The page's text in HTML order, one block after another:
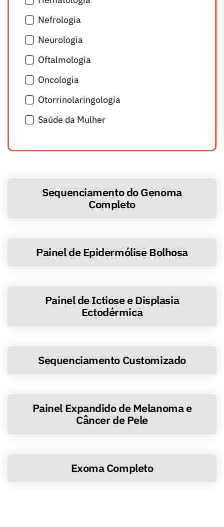
Nefrologia
Neurologia
Oftalmologia
Oncologia
Otorrinolaringologia
Saúde da Mulher
Sequenciamento do Genoma
Completo
Painel de Epidermólise Bolhosa
Painel de Ictiose e Displasia
Ectodérmica
Sequenciamento Customizado
Painel Expandido de Melanoma e
Câncer de Pele
Exoma Completo